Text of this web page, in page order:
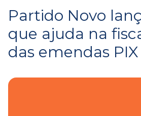
Partido Novo
que ajuda na
das emendas PIX